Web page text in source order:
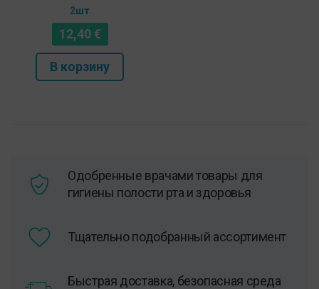
2шт
12,40€
В корзину
Одобренные врачами товары для
гигиены полости рта и здоровья
Тщательно подобранный ассортимент
Быстрая доставка, безопасная среда